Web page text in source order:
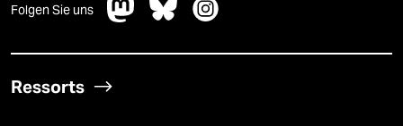
Folgen Sie uns
Ressorts